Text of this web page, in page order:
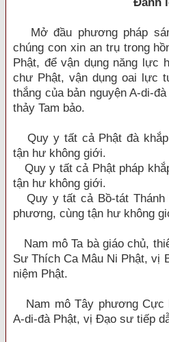
Mở đầu phương pháp
chúng con xin an trụ trong
Phật, để vận dụng năng lực
chư Phật, vận dụng oai lực
thắng của bản nguyện A-di-
thảy Tam bảo.
Quy y tất cả Phật đà
tận hư không giới.
Quy y tất cả Phật pháp
tận hư không giới.
Quy y tất cả Bồ-tát Thánh
phương, cùng tận hư không
Nam mô Ta bà giáo chủ,
Sư Thích Ca Mâu Ni Phật, vị
niệm Phật.
Nam mô Tây phương Cực
A-di-đà Phật, vị Đạo sư tiếp